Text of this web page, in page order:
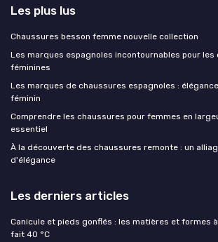
Les plus lus
Chaussures besson femme nouvelle collection
Les marques espagnoles incontournables pour les
féminines
Les marques de chaussures espagnoles :
féminin
Comprendre les chaussures pour femmes en
essentiel
À la découverte des chaussures remonte : un
d'élégance
Les derniers articles
Canicule et pieds gonflés : les matières et formes
fait 40 °C